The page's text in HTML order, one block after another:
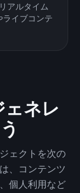
アルタイム
イブコンテ
ェネレ
ェクトを次の
、コンテンツ
個人利用など